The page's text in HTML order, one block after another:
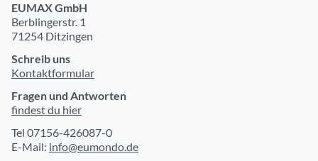
EUMAX GmbH
Berblingerstr. 1
71254 Ditzingen
Schreib uns
Kontaktformular
Fragen und Antworten
findest du hier
Tel 07156-426087-0
E-Mail: info@eumondo.de